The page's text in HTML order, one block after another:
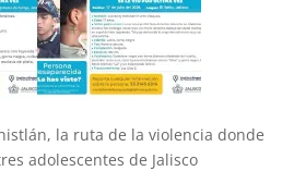
la ruta de la violencia donde
adolescentes de Jalisco